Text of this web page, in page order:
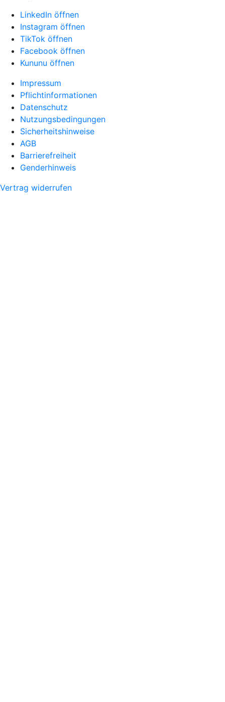
LinkedIn öffnen
Instagram öffnen
TikTok öffnen
Facebook öffnen
Kununu öffnen
Impressum
Pflichtinformationen
Datenschutz
Nutzungsbedingungen
Sicherheitshinweise
AGB
Barrierefreiheit
Genderhinweis
Vertrag widerrufen